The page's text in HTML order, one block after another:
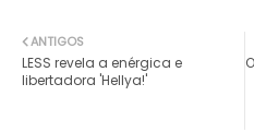
ANTIGOS
LESS revela a enérgica e
libertadora 'Hellya!'